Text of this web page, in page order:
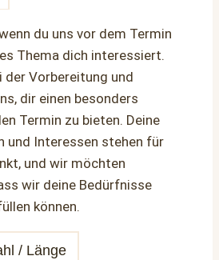
du uns vor dem Termin
Thema dich interessiert.
der Vorbereitung und
dir einen besonders
Termin zu bieten. Deine
und Interessen stehen für
und wir möchten
wir deine Bedürfnisse
können.
/ Länge